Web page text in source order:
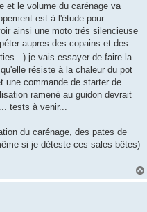
et le volume du carénage va
est à l'étude pour
ainsi une moto trés silencieuse
aupres des copains et des
je vais essayer de faire la
résiste à la chaleur du pot
une commande de starter de
ramené au guidon devrait
tests à venir...
du carénage, des pates de
si je déteste ces sales bêtes)